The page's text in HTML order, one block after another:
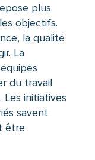
plus
objectifs.
la qualité
La
du travail
initiatives
savent
être